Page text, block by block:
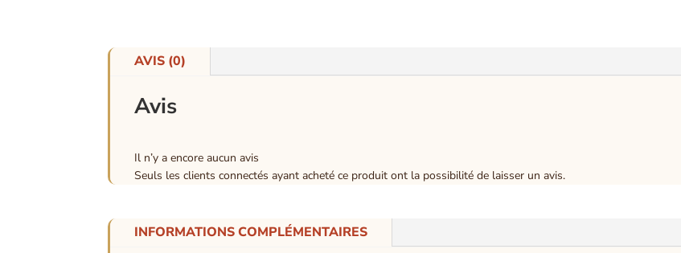
AVIS (0)
Avis
Il n’y a encore aucun avis
Seuls les clients connectés ayant acheté ce produit ont la possibilité de laisser un avis.
INFORMATIONS COMPLÉMENTAIRES